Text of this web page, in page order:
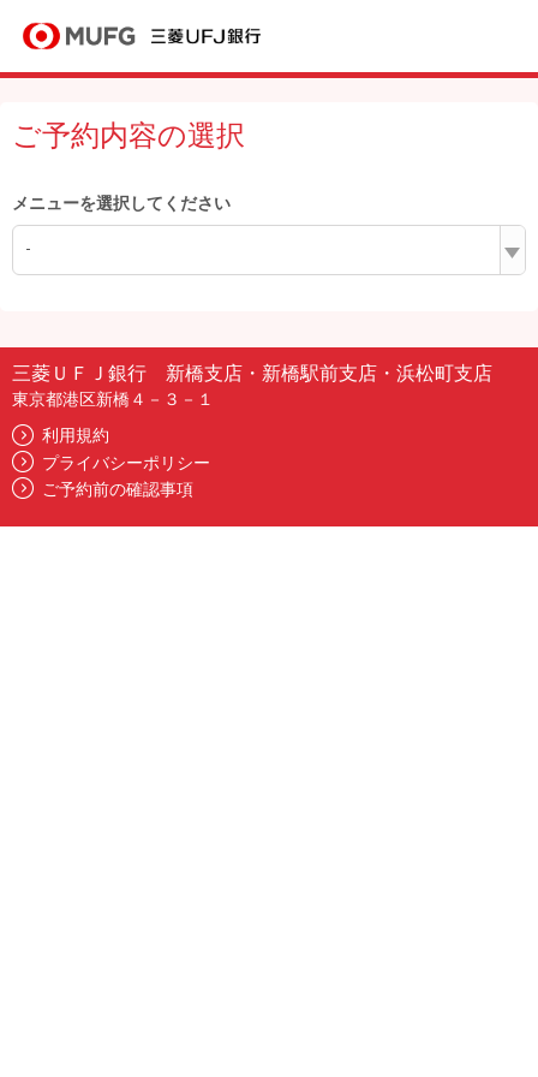
ご予約内容の選択
メニューを選択してください
-
三菱ＵＦＪ銀行 新橋支店・新橋駅前支店・浜松町支店
東京都港区新橋４－３－１
利用規約
プライバシーポリシー
ご予約前の確認事項